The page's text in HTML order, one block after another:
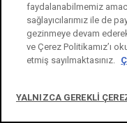
Kale
faydalanabilmemiz
sağlayıcılarımız ile de
gezinmeye devam
ve Çerez Politikamız’ı
etmiş sayılmaktasınız.
YALNIZCA GEREKLİ